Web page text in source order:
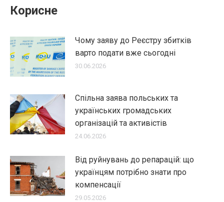
Корисне
Чому заяву до Реєстру збитків
варто подати вже сьогодні
30.06.2026
Спільна заява польських та
українських громадських
організацій та активістів
24.06.2026
Від руйнувань до репарацій: що
українцям потрібно знати про
компенсації
29.05.2026